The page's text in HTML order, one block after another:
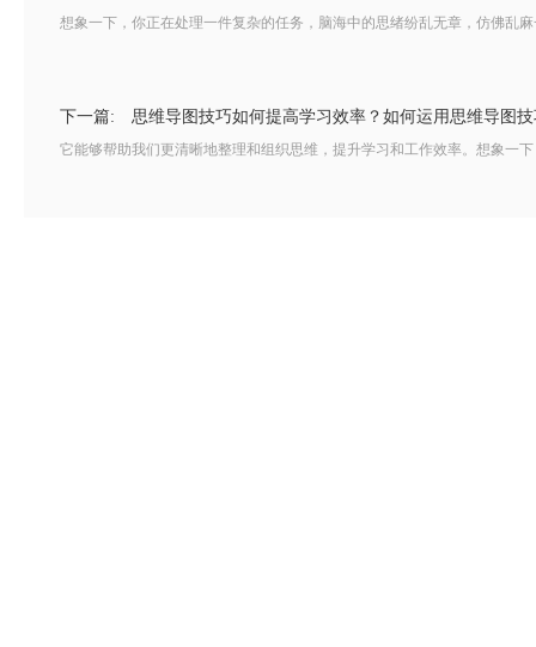
想象一下，你正在处理一件复杂的任务，脑海中的思绪纷乱无章，仿佛乱
下一篇: 思维导图技巧如何提高学习效率？如何运用思维导图
它能够帮助我们更清晰地整理和组织思维，提升学习和工作效率。想象一